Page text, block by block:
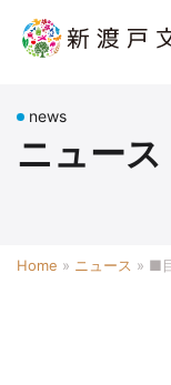
news
ニュース
Home » ニュース » ■